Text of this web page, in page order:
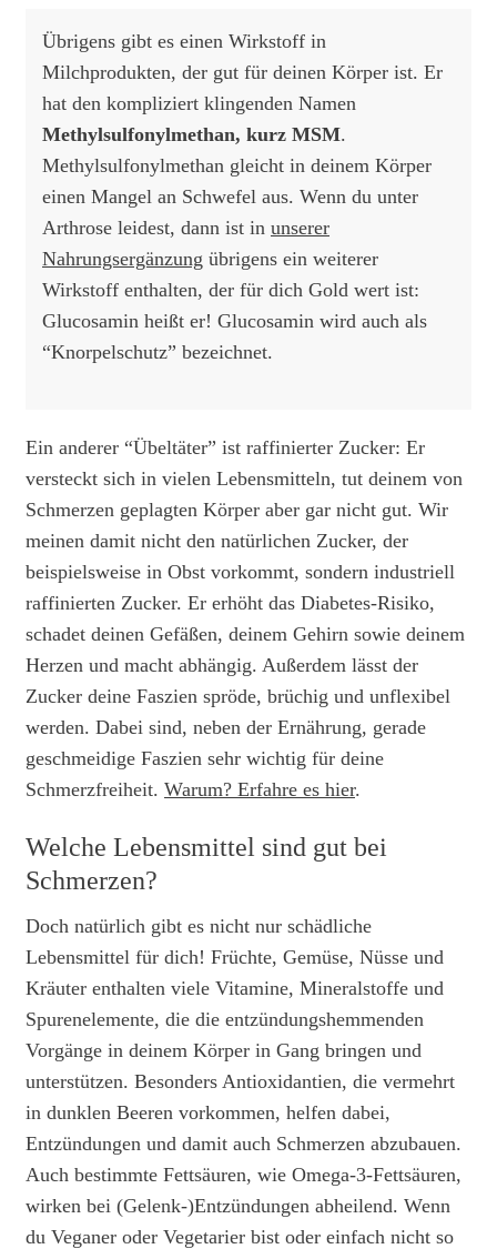
Übrigens gibt es einen Wirkstoff in
Milchprodukten, der gut für deinen Körper ist. Er
hat den kompliziert klingenden Namen
Methylsulfonylmethan, kurz MSM.
Methylsulfonylmethan gleicht in deinem Körper
einen Mangel an Schwefel aus. Wenn du unter
Arthrose leidest, dann ist in unserer
Nahrungsergänzung übrigens ein weiterer
Wirkstoff enthalten, der für dich Gold wert ist:
Glucosamin heißt er! Glucosamin wird auch als
“Knorpelschutz” bezeichnet.
Ein anderer “Übeltäter” ist raffinierter Zucker: Er
versteckt sich in vielen Lebensmitteln, tut deinem von
Schmerzen geplagten Körper aber gar nicht gut. Wir
meinen damit nicht den natürlichen Zucker, der
beispielsweise in Obst vorkommt, sondern industriell
raffinierten Zucker. Er erhöht das Diabetes-Risiko,
schadet deinen Gefäßen, deinem Gehirn sowie deinem
Herzen und macht abhängig. Außerdem lässt der
Zucker deine Faszien spröde, brüchig und unflexibel
werden. Dabei sind, neben der Ernährung, gerade
geschmeidige Faszien sehr wichtig für deine
Schmerzfreiheit. Warum? Erfahre es hier.
Welche Lebensmittel sind gut bei
Schmerzen?
Doch natürlich gibt es nicht nur schädliche
Lebensmittel für dich! Früchte, Gemüse, Nüsse und
Kräuter enthalten viele Vitamine, Mineralstoffe und
Spurenelemente, die die entzündungshemmenden
Vorgänge in deinem Körper in Gang bringen und
unterstützen. Besonders Antioxidantien, die vermehrt
in dunklen Beeren vorkommen, helfen dabei,
Entzündungen und damit auch Schmerzen abzubauen.
Auch bestimmte Fettsäuren, wie Omega-3-Fettsäuren,
wirken bei (Gelenk-)Entzündungen abheilend. Wenn
du Veganer oder Vegetarier bist oder einfach nicht so